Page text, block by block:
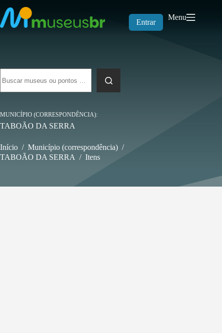
para
o
conteúdo
Entrar
Menu
resultados
MUNICÍPIO (CORRESPONDÊNCIA)
TABOÃO DA SERRA
Início / Município (correspondência) /
TABOÃO DA SERRA / Itens